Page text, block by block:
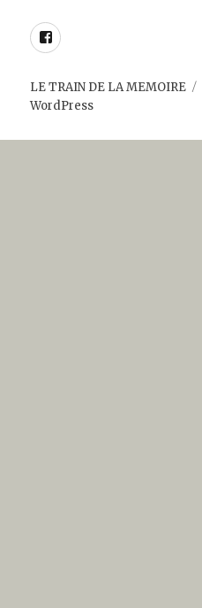
Facebook
LE TRAIN DE LA MEMOIRE
WordPress